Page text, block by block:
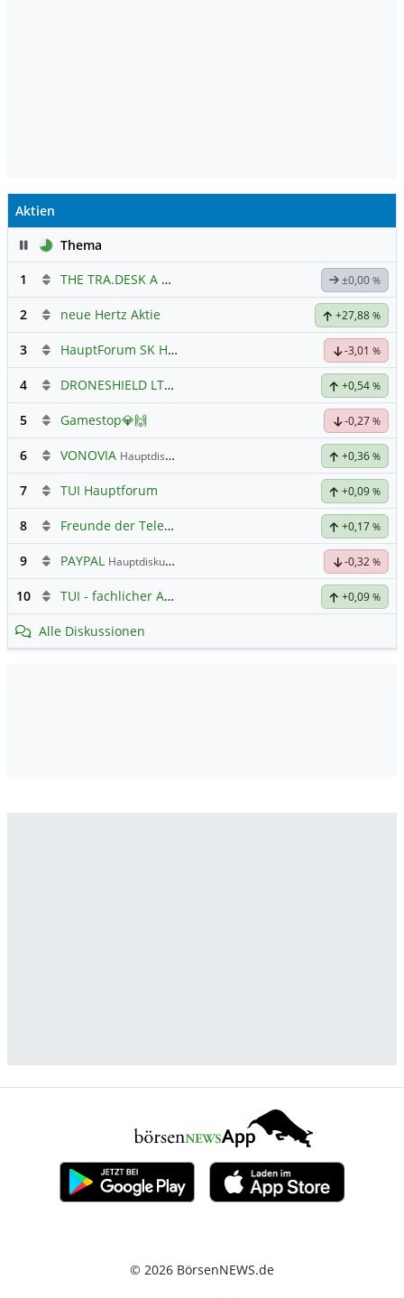
Aktien
PauseThema
1
THE TRA.DESK A DL-,000001 ±0,00 %
2 neue Hertz Aktie +27,88 %
3 HauptForum SK HYNIC -3,01 %
4 DRONESHIELD LTD +0,54 %
5 Gamestop💎🙌 -0,27 %
6 VONOVIA Hauptdiskussion +0,36 %
7 TUI Hauptforum +0,09 %
8 Freunde der Telekom +0,17 %
9 PAYPAL Hauptdiskussion -0,32 %
10 TUI - fachlicher Austausch +0,09 %
Alle Diskussionen
© 2026 BörsenNEWS.de